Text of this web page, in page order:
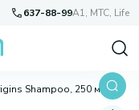
637-88-99A1, МТС, Life
Shampoo, 250 мл